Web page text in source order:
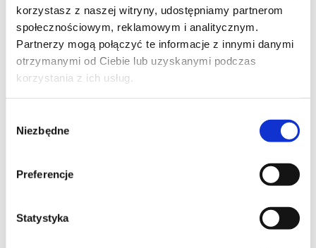
korzystasz z naszej witryny, udostępniamy partnerom
społecznościowym, reklamowym i analitycznym.
Partnerzy mogą połączyć te informacje z innymi danymi
otrzymanymi od Ciebie lub uzyskanymi podczas
korzystania z ich usług.
zgody
Niezbędne
Preferencje
Statystyka
Kontakt
kontakt@czerwonaszpilka.pl